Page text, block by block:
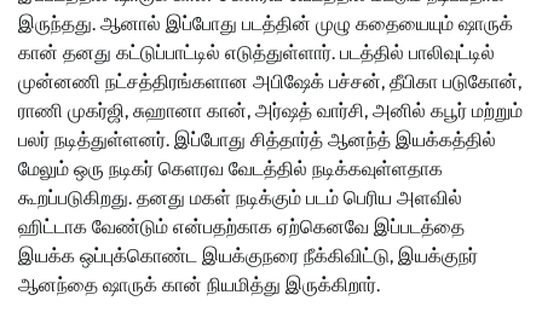
இருந்தது. ஆனால் இப்போது படத்தின் முழு கதையையும் ஷாருக்
கான் தனது கட்டுப்பாட்டில் எடுத்துள்ளார். படத்தில் பாலிவுட்டில்
முன்னணி நட்சத்திரங்களான அபிஷேக் பச்சன், தீபிகா படுகோன்,
ராணி முகர்ஜி, சுஹானா கான், அர்ஷத் வார்சி, அனில் கபூர் மற்றும்
பலர் நடித்துள்ளனர். இப்போது ​​சித்தார்த் ஆனந்த் இயக்கத்தில்
மேலும் ஒரு நடிகர் கெளரவ வேடத்தில் நடிக்கவுள்ளதாக
கூறப்படுகிறது. தனது மகள் நடிக்கும் படம் பெரிய அளவில்
ஹிட்டாக வேண்டும் என்பதற்காக ஏற்கெனவே இப்படத்தை
இயக்க ஒப்புக்கொண்ட இயக்குநரை நீக்கிவிட்டு, இயக்குநர்
ஆனந்தை ஷாருக் கான் நியமித்து இருக்கிறார்.